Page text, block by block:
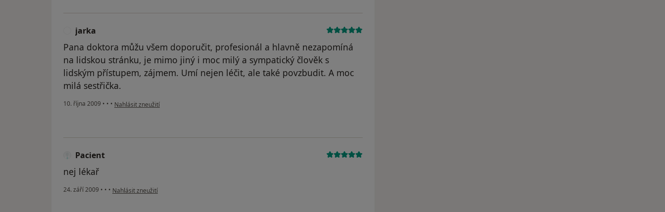
jarka
Pana doktora můžu všem doporučit, profesionál a hlavně nezapomíná
na lidskou stránku, je mimo jiný i moc milý a sympatický člověk s
lidským přístupem, zájmem. Umí nejen léčit, ale také povzbudit. A moc
milá sestřička.
10. října 2009 • • • podle názoru uživatele jarka
Nahlásit zneužití
Pacient
nej lékař
24. září 2009 • • • podle názoru uživatele Pacient
Nahlásit zneužití